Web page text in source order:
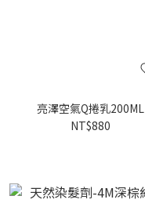
亮澤空氣Q捲乳200ML
NT$880